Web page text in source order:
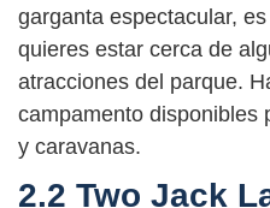
garganta espectacular,
quieres estar cerca de
atracciones del parque.
campamento disponibles
y caravanas.
2.2 Two Jack